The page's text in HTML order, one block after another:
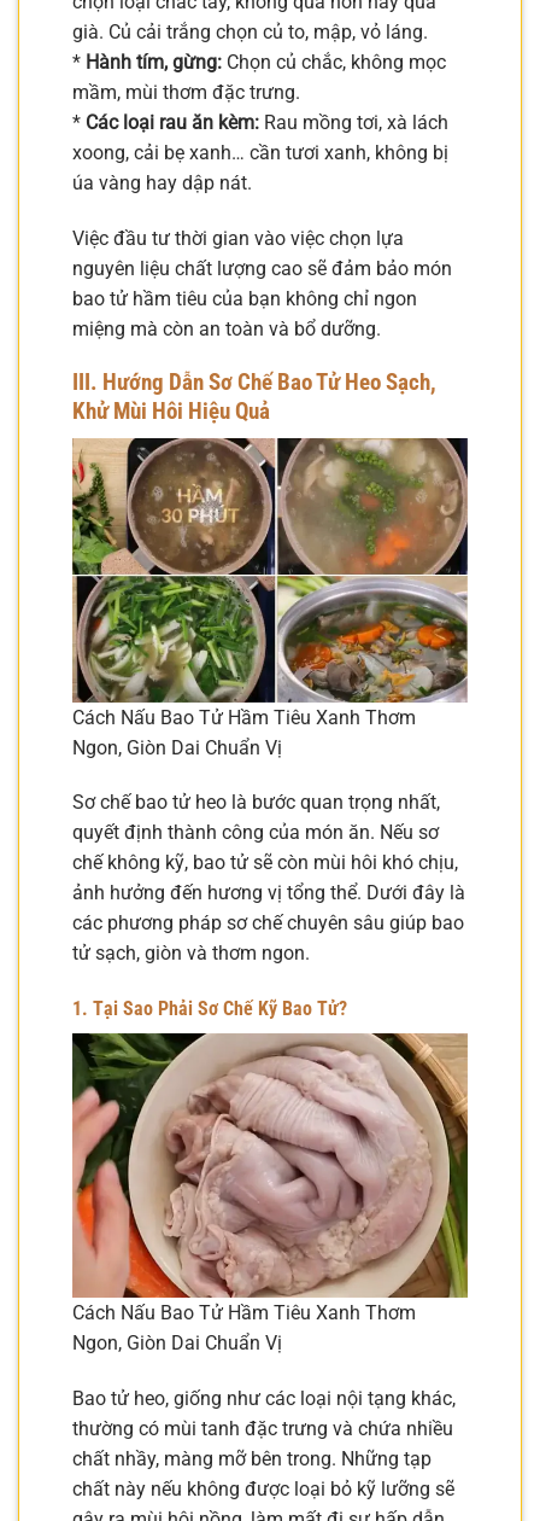
già. Củ cải trắng chọn củ to, mập, vỏ láng.
* Hành tím, gừng: Chọn củ chắc, không mọc
mầm, mùi thơm đặc trưng.
* Các loại rau ăn kèm: Rau mồng tơi, xà lách
xoong, cải bẹ xanh… cần tươi xanh, không bị
úa vàng hay dập nát.
Việc đầu tư thời gian vào việc chọn lựa
nguyên liệu chất lượng cao sẽ đảm bảo món
bao tử hầm tiêu của bạn không chỉ ngon
miệng mà còn an toàn và bổ dưỡng.
III. Hướng Dẫn Sơ Chế Bao Tử Heo Sạch,
Khử Mùi Hôi Hiệu Quả
Cách Nấu Bao Tử Hầm Tiêu Xanh Thơm
Ngon, Giòn Dai Chuẩn Vị
Sơ chế bao tử heo là bước quan trọng nhất,
quyết định thành công của món ăn. Nếu sơ
chế không kỹ, bao tử sẽ còn mùi hôi khó chịu,
ảnh hưởng đến hương vị tổng thể. Dưới đây là
các phương pháp sơ chế chuyên sâu giúp bao
tử sạch, giòn và thơm ngon.
1. Tại Sao Phải Sơ Chế Kỹ Bao Tử?
Cách Nấu Bao Tử Hầm Tiêu Xanh Thơm
Ngon, Giòn Dai Chuẩn Vị
Bao tử heo, giống như các loại nội tạng khác,
thường có mùi tanh đặc trưng và chứa nhiều
chất nhầy, màng mỡ bên trong. Những tạp
chất này nếu không được loại bỏ kỹ lưỡng sẽ